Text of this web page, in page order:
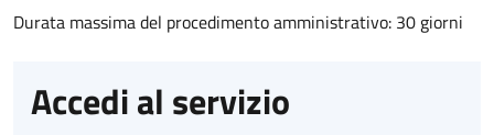
Durata massima del procedimento amministrativo: 30 giorni
Accedi al servizio